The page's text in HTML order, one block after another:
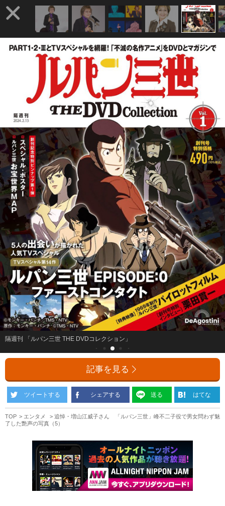
隔週刊 「ルパン三世 THE DVDコレクション」
記事を見る
ツイートする シェアする 送る はてな
TOP エンタメ
追悼・増山江威子さん 「ルパン三世」峰不二子役で男女問わず魅
了した艶声の写真（5）